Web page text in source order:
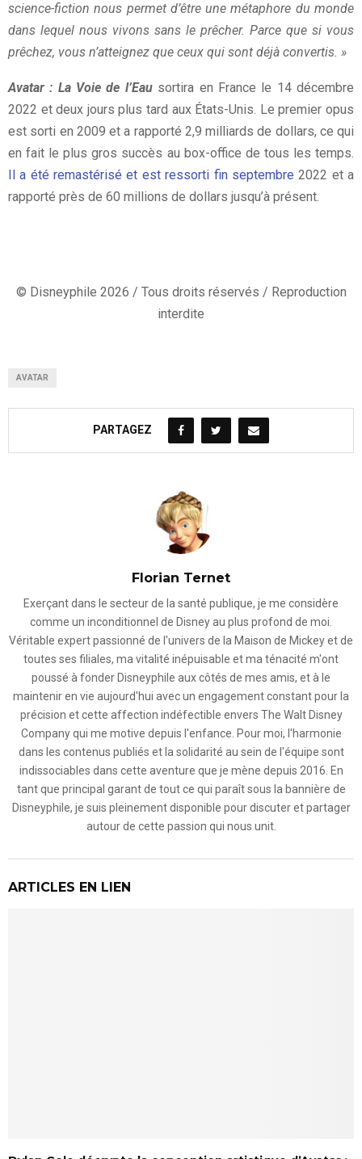
science-fiction nous permet d’être une métaphore du monde
dans lequel nous vivons sans le prêcher. Parce que si vous
prêchez, vous n’atteignez que ceux qui sont déjà convertis. »
Avatar : La Voie de l’Eau sortira en France le 14 décembre
2022 et deux jours plus tard aux États-Unis. Le premier opus
est sorti en 2009 et a rapporté 2,9 milliards de dollars, ce qui
en fait le plus gros succès au box-office de tous les temps.
Il a été remastérisé et est ressorti fin septembre 2022 et a
rapporté près de 60 millions de dollars jusqu’à présent.
© Disneyphile 2026 / Tous droits réservés / Reproduction
interdite
AVATAR
PARTAGEZ
Florian Ternet
Exerçant dans le secteur de la santé publique, je me considère
comme un inconditionnel de Disney au plus profond de moi.
Véritable expert passionné de l'univers de la Maison de Mickey et de
toutes ses filiales, ma vitalité inépuisable et ma ténacité m'ont
poussé à fonder Disneyphile aux côtés de mes amis, et à le
maintenir en vie aujourd'hui avec un engagement constant pour la
précision et cette affection indéfectible envers The Walt Disney
Company qui me motive depuis l'enfance. Pour moi, l'harmonie
dans les contenus publiés et la solidarité au sein de l'équipe sont
indissociables dans cette aventure que je mène depuis 2016. En
tant que principal garant de tout ce qui paraît sous la bannière de
Disneyphile, je suis pleinement disponible pour discuter et partager
autour de cette passion qui nous unit.
ARTICLES EN LIEN